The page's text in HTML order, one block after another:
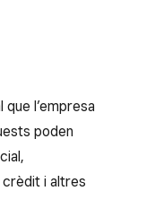
l’empresa
poden
i altres